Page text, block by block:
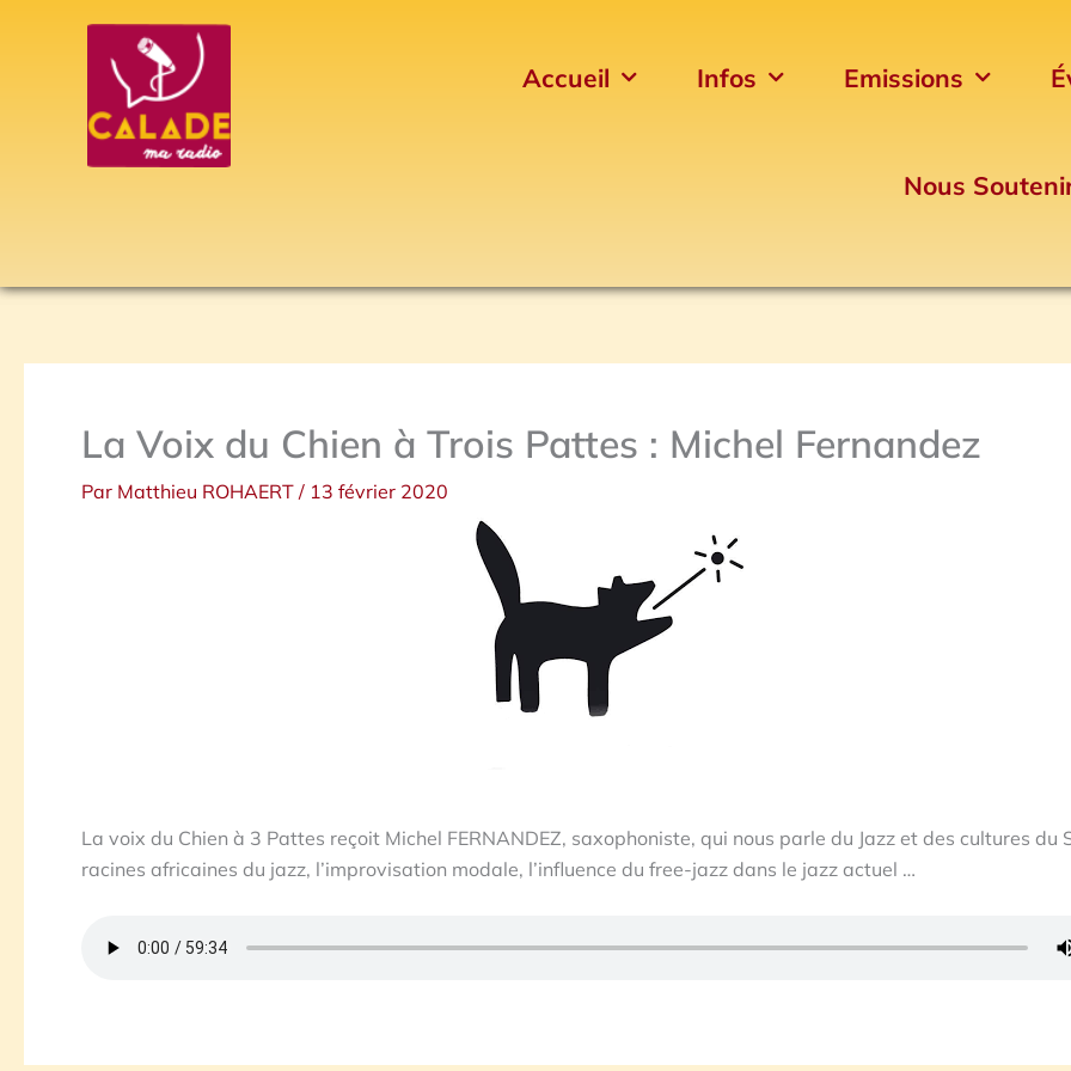
Accueil Infos Emissions
Nous
La Voix du Chien à Trois Pattes : Michel Fernandez
Par Matthieu ROHAERT / 13 février 2020
La voix du Chien à 3 Pattes reçoit Michel FERNANDEZ, saxophoniste, qui nous parle du Jazz et des cultures du
racines africaines du jazz, l’improvisation modale, l’influence du free-jazz dans le jazz actuel …